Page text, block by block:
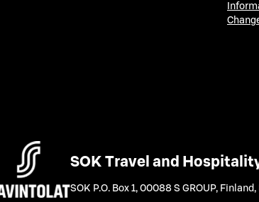
SOK Travel and
SOK P.O. Box 1, 00088 S GROUP, Finland ,